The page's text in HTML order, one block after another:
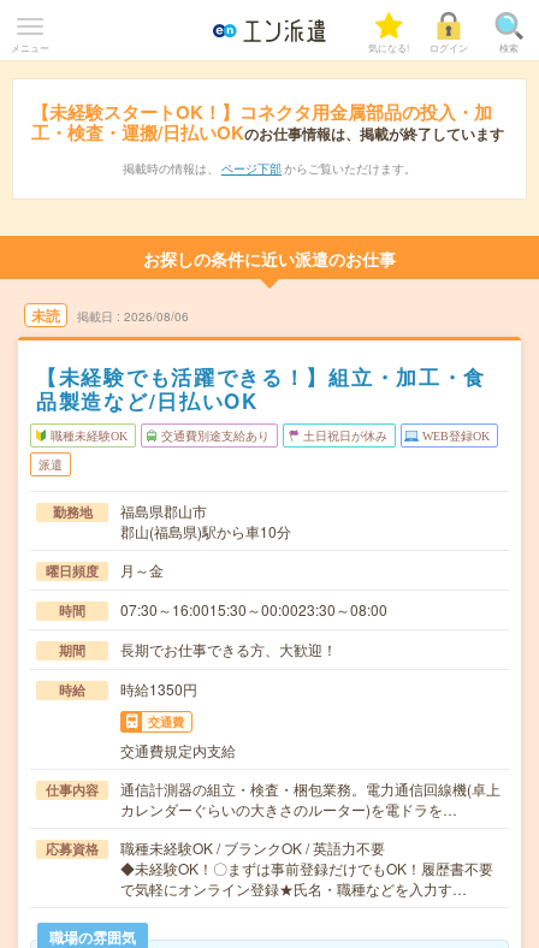
メニュー 気になる! ログイン 検索
【未経験スタートOK！】コネクタ用金属部品の投入・加
工・検査・運搬/日払いOKのお仕事情報は、掲載が終了しています
掲載時の情報は、 ページ下部 からご覧いただけます。
お探しの条件に近い派遣のお仕事
未読 掲載日 2026/08/06
【未経験でも活躍できる！】組立・加工・食
品製造など/日払いOK
職種未経験OK 交通費別途支給あり 土日祝日が休み WEB登録OK
派遣
勤務地
福島県郡山市
郡山(福島県)駅から車10分
曜日頻度 月～金
時間 07:30～16:0015:30～00:0023:30～08:00
期間 長期でお仕事できる方、大歓迎！
時給 時給1350円
交通費
交通費規定内支給
仕事内容
通信計測器の組立・検査・梱包業務。電力通信回線機(卓上
カレンダーぐらいの大きさのルーター)を電ドラを…
応募資格
職種未経験OK / ブランクOK / 英語力不要
◆未経験OK！〇まずは事前登録だけでもOK！履歴書不要
で気軽にオンライン登録★氏名・職種などを入力す…
職場の雰囲気